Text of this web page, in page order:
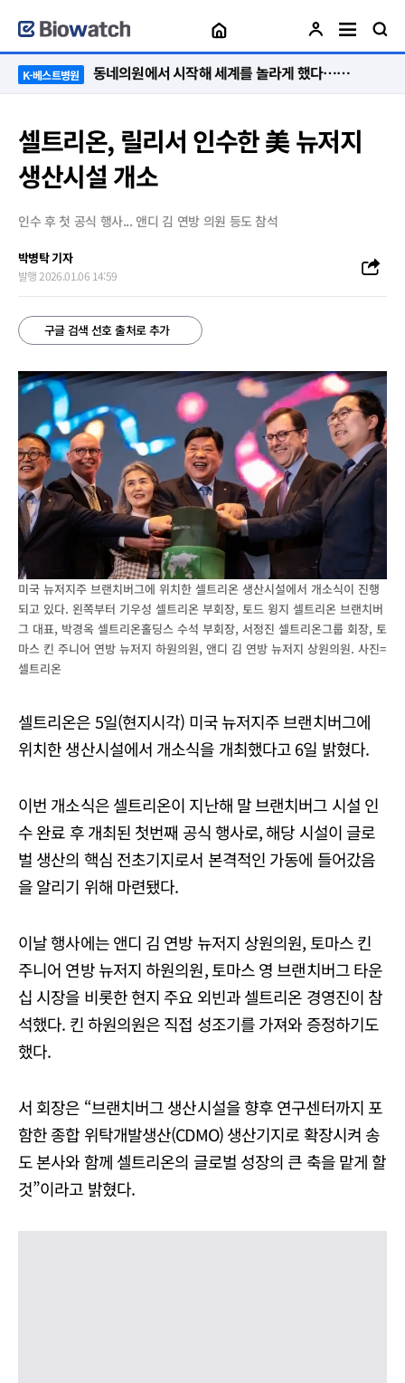
K-베스트병원 “절대 먼저 말하지 않아요. 대신 먼저 듣습니다”
셀트리온, 릴리서 인수한 美 뉴저지
생산시설 개소
인수 후 첫 공식 행사... 앤디 김 연방 의원 등도 참석
박병탁 기자
발행 2026.01.06 14:59
구글 검색 선호 출처로 추가
미국 뉴저지주 브랜치버그에 위치한 셀트리온 생산시설에서 개소식이 진행
되고 있다. 왼쪽부터 기우성 셀트리온 부회장, 토드 윙지 셀트리온 브랜치버
그 대표, 박경옥 셀트리온홀딩스 수석 부회장, 서정진 셀트리온그룹 회장, 토
마스 킨 주니어 연방 뉴저지 하원의원, 앤디 김 연방 뉴저지 상원의원. 사진=
셀트리온
셀트리온은 5일(현지시각) 미국 뉴저지주 브랜치버그에
위치한 생산시설에서 개소식을 개최했다고 6일 밝혔다.
이번 개소식은 셀트리온이 지난해 말 브랜치버그 시설 인
수 완료 후 개최된 첫번째 공식 행사로, 해당 시설이 글로
벌 생산의 핵심 전초기지로서 본격적인 가동에 들어갔음
을 알리기 위해 마련됐다.
이날 행사에는 앤디 김 연방 뉴저지 상원의원, 토마스 킨
주니어 연방 뉴저지 하원의원, 토마스 영 브랜치버그 타운
십 시장을 비롯한 현지 주요 외빈과 셀트리온 경영진이 참
석했다. 킨 하원의원은 직접 성조기를 가져와 증정하기도
했다.
서 회장은 “브랜치버그 생산시설을 향후 연구센터까지 포
함한 종합 위탁개발생산(CDMO) 생산기지로 확장시켜 송
도 본사와 함께 셀트리온의 글로벌 성장의 큰 축을 맡게 할
것”이라고 밝혔다.